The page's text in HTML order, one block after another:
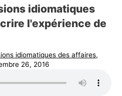
idiomatiques
l'expérience de
idiomatiques des affaires,
26, 2016